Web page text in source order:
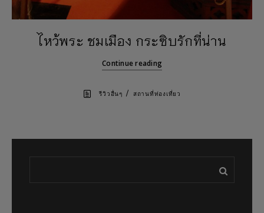
ไหว้พระ ชมเมือง กระซิบรักที่น่าน
Continue reading
รีวิวอื่นๆ / สถานที่ท่องเที่ยว